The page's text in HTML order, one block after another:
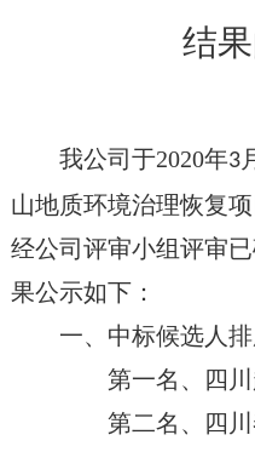
结
我公司于2020年3
山地质环境治理恢复
经公司评审小组评审
果公示如下：
一、中标候选人
第一名、四
第二名、四